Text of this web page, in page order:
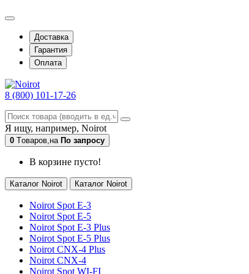
Доставка
Гарантия
Оплата
8 (800) 101-17-26
Я ищу, например, Noirot
0 Tоваров,на По запросу
В корзине пусто!
Каталог Noirot Каталог Noirot
Noirot Spot E-3
Noirot Spot E-5
Noirot Spot E-3 Plus
Noirot Spot E-5 Plus
Noirot CNX-4 Plus
Noirot CNX-4
Noirot Spot WI-FI